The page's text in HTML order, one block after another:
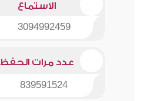
الاستماع
3094992459
عدد مرات الحفظ
839591524